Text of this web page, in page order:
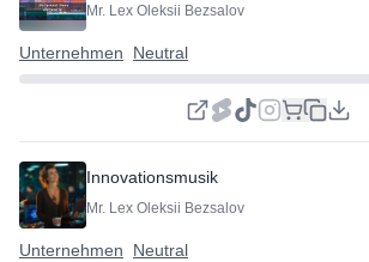
Mr. Lex Oleksii Bezsalov
Unternehmen Neutral
Innovationsmusik
Mr. Lex Oleksii Bezsalov
Unternehmen Neutral